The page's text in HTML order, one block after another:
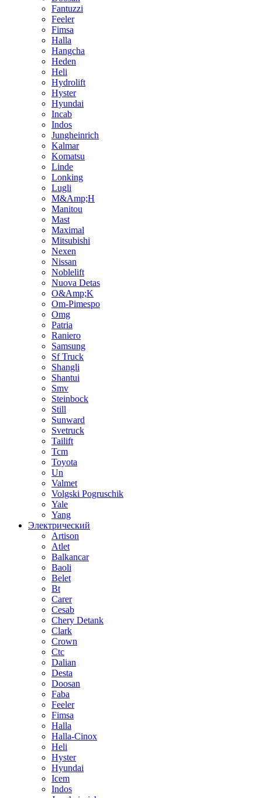
Fantuzzi
Feeler
Fimsa
Halla
Hangcha
Heden
Heli
Hydrolift
Hyster
Hyundai
Incab
Indos
Jungheinrich
Kalmar
Komatsu
Linde
Lonking
Lugli
M&Amp;H
Manitou
Mast
Maximal
Mitsubishi
Nexen
Nissan
Noblelift
Nuova Detas
O&Amp;K
Om-Pimespo
Omg
Patria
Raniero
Samsung
Sf Truck
Shangli
Shantui
Smv
Steinbock
Still
Sunward
Svetruck
Tailift
Tcm
Toyota
Un
Valmet
Volgski Pogruschik
Yale
Yang
Электрический
Artison
Atlet
Balkancar
Baoli
Belet
Bt
Carer
Cesab
Chery Detank
Clark
Crown
Ctc
Dalian
Desta
Doosan
Faba
Feeler
Fimsa
Halla
Halla-Cinox
Heli
Hyster
Hyundai
Icem
Indos